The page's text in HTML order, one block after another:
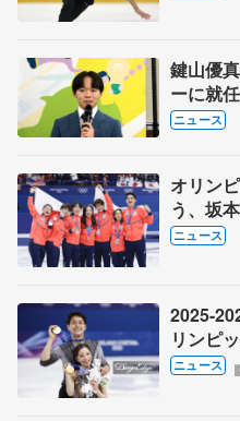
鍵山優
ーに就
ージャ
ニュース
オリン
う、坂
8月7日
ニュース
2025-
リンピ
ニュース